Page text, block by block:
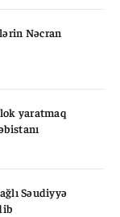
Nəcran
yaratmaq
Səudiyyə